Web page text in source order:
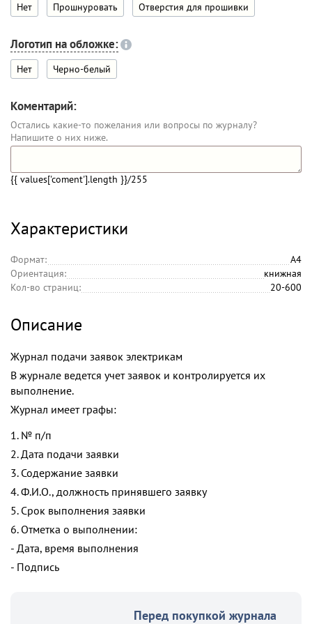
Нет Прошнуровать Отверстия для прошивки
Логотип на обложке:
Нет Черно-белый
Коментарий:
Остались какие-то пожелания или вопросы по журналу?
Напишите о них ниже.
{{ values['coment'].length }}/255
Характеристики
Формат:
А4
Ориентация:
книжная
Кол-во страниц:
20-600
Описание
Журнал подачи заявок электрикам
В журнале ведется учет заявок и контролируется их
выполнение.
Журнал имеет графы:
1. № п/п
2. Дата подачи заявки
3. Содержание заявки
4. Ф.И.О., должность принявшего заявку
5. Срок выполнения заявки
6. Отметка о выполнении:
- Дата, время выполнения
- Подпись
Перед покупкой журнала